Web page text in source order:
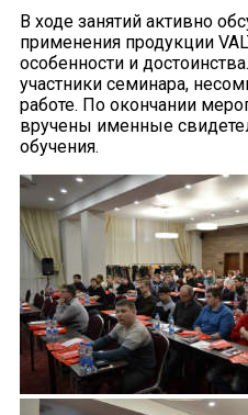
В ходе занятий активно
применения продукции
особенности и
участники семинара,
работе. По окончании
вручены именные
обучения.